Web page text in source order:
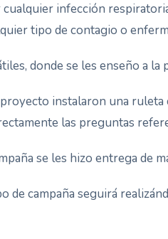
infección
tipo de contagio o
donde se les enseño a
instalaron una
las preguntas
se les hizo entrega de
de campaña seguirá